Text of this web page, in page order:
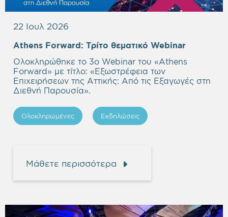
22 Ιουλ 2026
Athens Forward: Τρίτο θεματικό Webinar
Ολοκληρώθηκε το 3ο Webinar του «Athens
Forward» με τίτλο: «Εξωστρέφεια των
Επιχειρήσεων της Αττικής: Από τις Εξαγωγές στη
Διεθνή Παρουσία».
Ολοκληρωμένες Εκδηλώσεις
Μάθετε περισσότερα